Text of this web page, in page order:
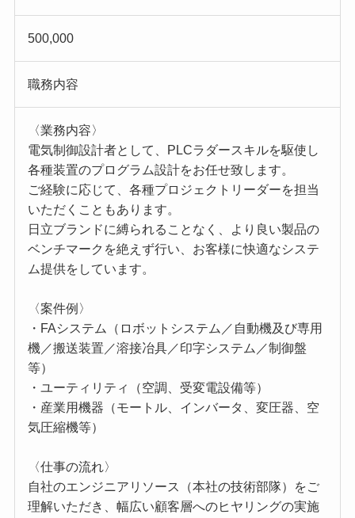
500,000
職務内容
〈業務内容〉
電気制御設計者として、PLCラダースキルを駆使し
各種装置のプログラム設計をお任せ致します。
ご経験に応じて、各種プロジェクトリーダーを担当
いただくこともあります。
日立ブランドに縛られることなく、より良い製品の
ベンチマークを絶えず行い、お客様に快適なシステ
ム提供をしています。
〈案件例〉
・FAシステム（ロボットシステム／自動機及び専用
機／搬送装置／溶接冶具／印字システム／制御盤
等）
・ユーティリティ（空調、受変電設備等）
・産業用機器（モートル、インバータ、変圧器、空
気圧縮機等）
〈仕事の流れ〉
自社のエンジニアリソース（本社の技術部隊）をご
理解いただき、幅広い顧客層へのヒヤリングの実施